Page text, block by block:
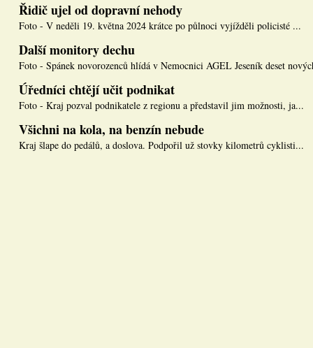
Řidič ujel od dopravní nehody
Foto - V neděli 19. května 2024 krátce po půlnoci vyjížděli policisté ...
Další monitory dechu
Foto - Spánek novorozenců hlídá v Nemocnici AGEL Jeseník deset
Úředníci chtějí učit podnikat
Foto - Kraj pozval podnikatele z regionu a představil jim možnosti, ja...
Všichni na kola, na benzín nebude
Kraj šlape do pedálů, a doslova. Podpořil už stovky kilometrů cyklisti...